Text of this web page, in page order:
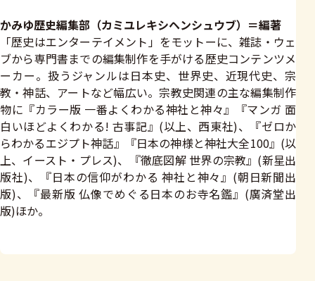
かみゆ歴史編集部（カミユレキシヘンシュウブ）＝編著
「歴史はエンターテイメント」をモットーに、雑誌・ウェ
ブから専門書までの編集制作を手がける歴史コンテンツメ
ーカー。扱うジャンルは日本史、世界史、近現代史、宗
教・神話、アートなど幅広い。宗教史関連の主な編集制作
物に『カラー版 一番よくわかる神社と神々』『マンガ 面
白いほどよくわかる! 古事記』(以上、西東社)、『ゼロか
らわかるエジプト神話』『日本の神様と神社大全100』(以
上、イースト・プレス)、『徹底図解 世界の宗教』(新星出
版社)、『日本の信仰がわかる 神社と神々』(朝日新聞出
版)、『最新版 仏像でめぐる日本のお寺名鑑』(廣済堂出
版)ほか。